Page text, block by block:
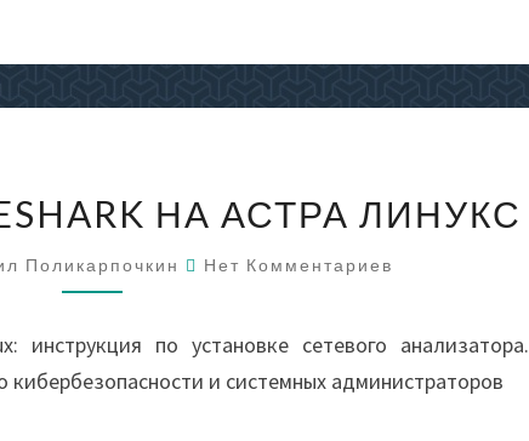
WIRESHARK
АСТРА
НА АСТРА ЛИНУКС
Поликарпочкин Комментарии
Нет Комментариев
инструкция по установке сетевого анализатора.
и системных администраторов